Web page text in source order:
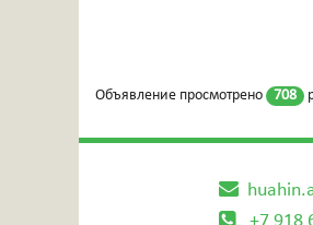
Объявление просмотрено 708